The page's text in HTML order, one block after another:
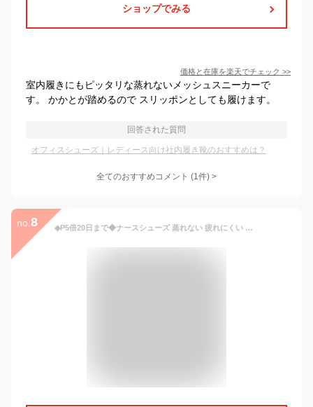
ショップでみる
価格と在庫を楽天でチェック >>
室内履きにもピッタリな蒸れないメッシュスニーカーで
す。 かかとが踏めるので スリッポンとしても履けます。
回答された質問
オフィスシューズ｜レディース向け社内履き靴のおすすめは？
全てのおすすめコメント (1件) >
no. 8 ◆P5倍20日まで◆ナースシューズ 蒸れない 疲れにくい レディース メンズ 黒 白 メッシュ 介護士 薬局 靴 制服 ナース 看護師 スニーカー 医療用シューズ オフィス 立ち仕事 メディカルシューズ